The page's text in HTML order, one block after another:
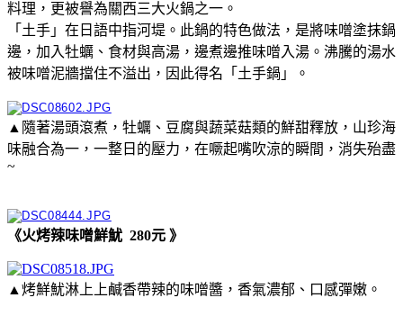
料理，更被譽為關西三大火鍋之一。
「土手」在日語中指河堤。此鍋的特色做法，是將味噌塗抹鍋
邊，加入牡蠣、食材與高湯，邊煮邊推味噌入湯。沸騰的湯水
被味噌泥牆擋住不溢出，因此得名「土手鍋」。
▲隨著湯頭滾煮，牡蠣、豆腐與蔬菜菇類的鮮甜釋放，山珍海
味融合為一，一整日的壓力，在噘起嘴吹涼的瞬間，消失殆盡
~
《火烤辣味噌鮮魷 280元 》
▲烤鮮魷淋上上鹹香帶辣的味噌醬，香氣濃郁、口感彈嫩。